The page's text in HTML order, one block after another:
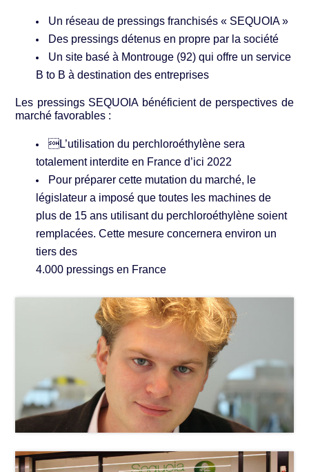
Un réseau de pressings franchisés « SEQUOIA »
Des pressings détenus en propre par la société
Un site basé à Montrouge (92) qui offre un service
B to B à destination des entreprises
Les pressings SEQUOIA bénéficient de perspectives de
marché favorables :
L’utilisation du perchloroéthylène sera
totalement interdite en France d’ici 2022
Pour préparer cette mutation du marché, le
législateur a imposé que toutes les machines de
plus de 15 ans utilisant du perchloroéthylène soient
remplacées. Cette mesure concernera environ un
tiers des
4.000 pressings en France